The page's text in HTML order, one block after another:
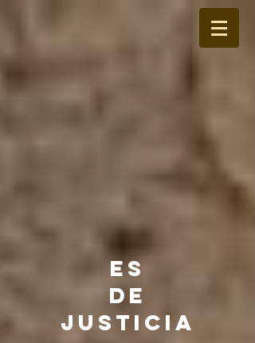
ES
DE
JUSTICIA